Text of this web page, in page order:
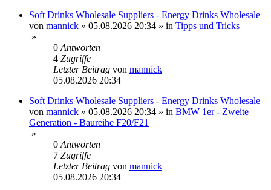
Soft Drinks Wholesale Suppliers - Energy Drinks Wholesale
von mannick » 05.08.2026 20:34 » in Tipps und Tricks
»
0 Antworten
4 Zugriffe
Letzter Beitrag von mannick
05.08.2026 20:34
Soft Drinks Wholesale Suppliers - Energy Drinks Wholesale
von mannick » 05.08.2026 20:34 » in BMW 1er - Zweite
Generation - Baureihe F20/F21
»
0 Antworten
7 Zugriffe
Letzter Beitrag von mannick
05.08.2026 20:34